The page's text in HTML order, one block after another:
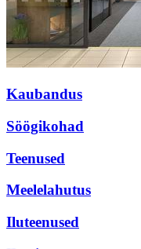
Kaubandus
Söögikohad
Teenused
Meelelahutus
Iluteenused